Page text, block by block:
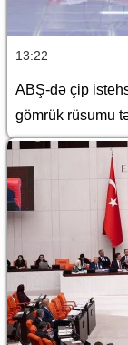
13:22
ABŞ-də çip
gömrük rüsumu